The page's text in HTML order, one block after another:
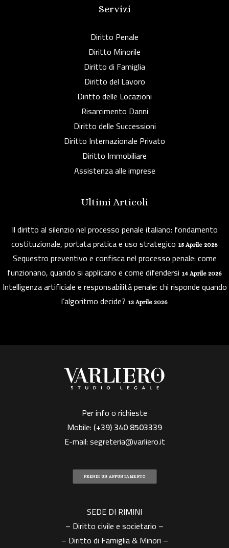
Servizi
Diritto Penale
Diritto Minorile
Diritto di Famiglia
Diritto del Lavoro
Diritto delle Locazioni
Risarcimento Danni
Diritto delle Successioni
Diritto Internazionale Privato
Diritto Immobiliare
Assistenza alle imprese
Ultimi Articoli
Il diritto al silenzio nel processo penale italiano: fondamento
costituzionale, portata pratica e uso strategico 15 Aprile 2026
Sequestro preventivo e confisca nel processo penale: come
funzionano, quando si applicano e come difendersi 14 Aprile 2026
Intelligenza artificiale e responsabilità penale: chi risponde quando
l’algoritmo decide? 13 Aprile 2026
Per info o richieste
Mobile: (+39)340 8503339
E-mail:segreteria@varliero.it
PRENDI UN APPUNTAMENTO
SEDE DI RIMINI
– Diritto civile e societario –
– Diritto di Famiglia & Minori –